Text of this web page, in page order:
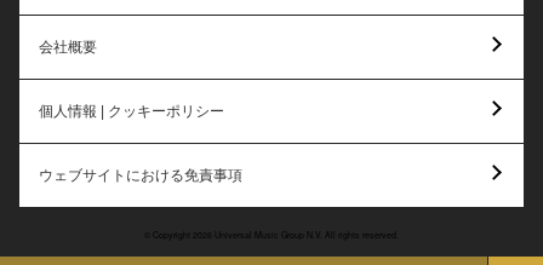
会社概要
個人情報 | クッキーポリシー
ウェブサイトにおける免責事項
© Copyright 2026 Universal Music Group N.V. All rights reserved.